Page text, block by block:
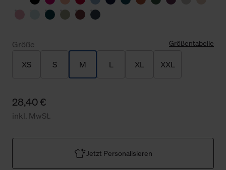
Größe Größentabelle
XS S M L XL XXL
28,40 €
inkl. MwSt.
Jetzt Personalisieren